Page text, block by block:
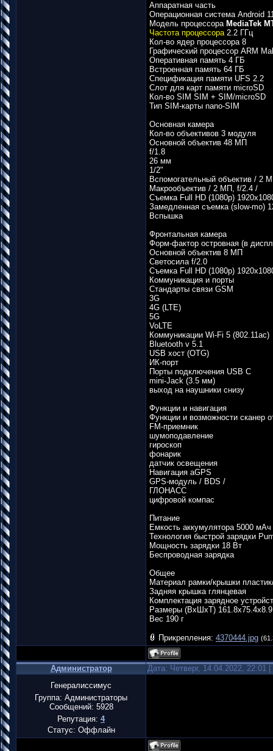
Аппаратная часть
Операционная система Android
Модель процессора MediaTek
Частота процессора2.2 ГГц
Кол-во ядер процессора 8
Графический процессор ARM
Оперативная память 4 ГБ
Встроенная память 64 ГБ
Спецификация памяти UFS 2.2
Слот для карт памяти microSD
Кол-во SIM SIM + SIM/microSD
Тип SIM-карты nano-SIM
Основная камера
Кол-во объективов 3 модуля
Основной объектив 48 МП
f/1.8
26 мм
1/2"
Вспомогательный объектив / 2
Макрообъектив / 2 МП, f/2.4 /
Съемка Full HD (1080p)
Замедленная съемка (slow-mo)
Вспышка
Фронтальная камера
Форм-фактор островная (в
Основной объектив 8 МП
Светосила f/2.0
Съемка Full HD (1080p)
Коммуникация и порты
Стандарты связи GSM
3G
4G (LTE)
5G
VoLTE
Коммуникации Wi-Fi 5 (802.11ac)
Bluetooth v 5.1
USB хост (OTG)
ИК-порт
Порты подключения USB C
mini-Jack (3.5 мм)
выход на наушники снизу
Функции и навигация
Функции и возможности сканер
FM-приемник
шумоподавление
гироскоп
фонарик
датчик освещения
Навигация aGPS
GPS-модуль / BDS /
ГЛОНАСС
цифровой компас
Питание
Емкость аккумулятора 5000 мАч
Технология быстрой зарядки
Мощность зарядки 18 Вт
Беспроводная зарядка
Общее
Материал рамки/крышки
Задняя крышка глянцевая
Комплектация зарядное
Размеры (ВхШхТ)
Вес 190 г
Прикрепления: 4370444.jpg
Администратор
Дата: Четверг, 14.04.2022,
Генералиссимус
Группа: Администраторы
Сообщений: 5928
Репутация: 4
Статус: Оффлайн